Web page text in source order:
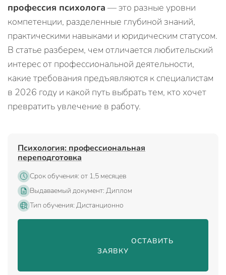
профессия психолога — это разные уровни
компетенции, разделенные глубиной знаний,
практическими навыками и юридическим статусом.
В статье разберем, чем отличается любительский
интерес от профессиональной деятельности,
какие требования предъявляются к специалистам
в 2026 году и какой путь выбрать тем, кто хочет
превратить увлечение в работу.
Психология: профессиональная
переподготовка
Срок обучения: от 1,5 месяцев
Выдаваемый документ: Диплом
Тип обучения: Дистанционно
                                ОСТАВИТЬ
ЗАЯВКУ